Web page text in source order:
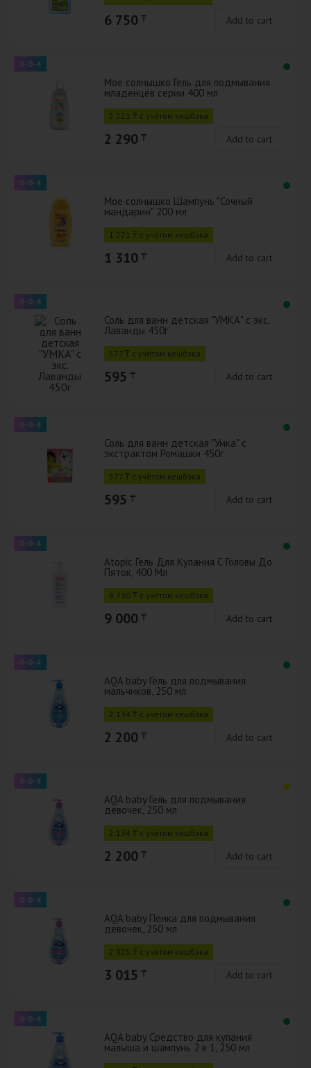
6 750 ₸ Add to cart
0-0-4
Мое солнышко Гель для подмывания
младенцев серии 400 мл
2 221 ₸ с учётом кешбэка
2 290 ₸ Add to cart
0-0-4
Мое солнышко Шампунь "Сочный
мандарин" 200 мл
1 271 ₸ с учётом кешбэка
1 310 ₸ Add to cart
0-0-4
Соль для ванн детская "УМКА" с экс.
Лаванды 450г
577 ₸ с учётом кешбэка
595 ₸ Add to cart
0-0-4
Соль для ванн детская "Умка" с
экстрактом Ромашки 450г
577 ₸ с учётом кешбэка
595 ₸ Add to cart
0-0-4
Atopic Гель Для Купания С Головы До
Пяток, 400 Мл
8 730 ₸ с учётом кешбэка
9 000 ₸ Add to cart
0-0-4
AQA baby Гель для подмывания
мальчиков, 250 мл
2 134 ₸ с учётом кешбэка
2 200 ₸ Add to cart
0-0-4
AQA baby Гель для подмывания
девочек, 250 мл
2 134 ₸ с учётом кешбэка
2 200 ₸ Add to cart
0-0-4
AQA baby Пенка для подмывания
девочек, 250 мл
2 925 ₸ с учётом кешбэка
3 015 ₸ Add to cart
0-0-4
AQA baby Средство для купания
малыша и шампунь 2 в 1, 250 мл